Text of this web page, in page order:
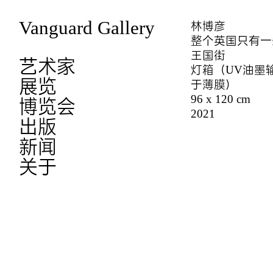
Vanguard Gallery
艺术家
展览
博览会
出版
新闻
关于
林博彦
整个英国只有
王国街
灯箱（UV油墨
于薄膜）
96 x 120 cm
2021